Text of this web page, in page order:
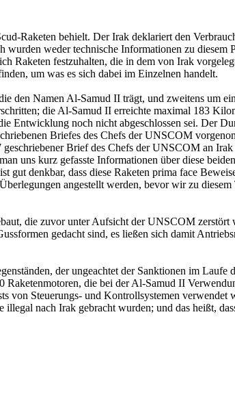
Raketen behielt. Der Irak deklariert den
wurden weder technische Informationen zu diesem
Raketen festzuhalten, die in dem von Irak
um was es sich dabei im Einzelnen handelt.
den Namen Al-Samud II trägt, und zweitens um
die Al-Samud II erreichte maximal 183
Entwicklung noch nicht abgeschlossen sei. Der
Briefes des Chefs der UNSCOM
Brief des Chefs der UNSCOM an
uns kurz gefasste Informationen über diese
gut denkbar, dass diese Raketen prima face
angestellt werden, bevor wir zu diesem
die zuvor unter Aufsicht der UNSCOM zerstört
gedacht sind, es ließen sich damit
der ungeachtet der Sanktionen im Laufe
Raketenmotoren, die bei der Al-Samud II
von Steuerungs- und Kontrollsystemen verwendet
nach Irak gebracht wurden; und das heißt,